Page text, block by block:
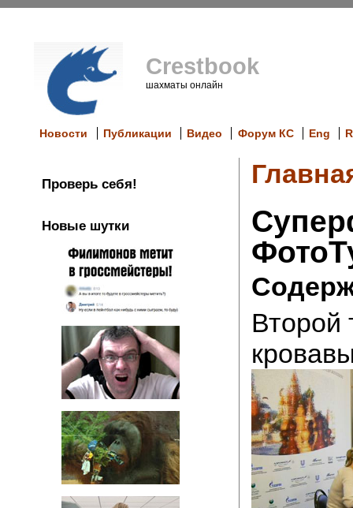
Crestbook
шахматы онлайн
Новости Публикации Видео Форум КС Eng
Проверь себя!
Новые шутки
Второй